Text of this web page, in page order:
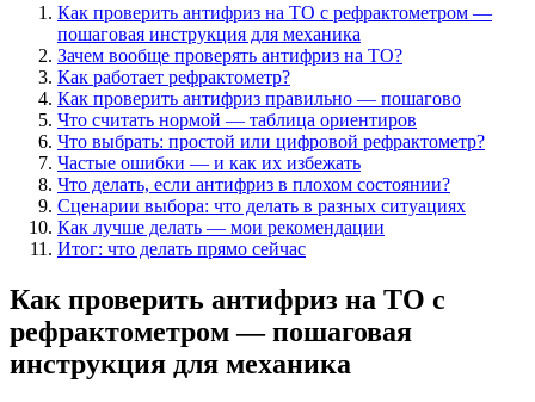
Как проверить антифриз на ТО с рефрактометром —
пошаговая инструкция для механика
Зачем вообще проверять антифриз на ТО?
Как работает рефрактометр?
Как проверить антифриз правильно — пошагово
Что считать нормой — таблица ориентиров
Что выбрать: простой или цифровой рефрактометр?
Частые ошибки — и как их избежать
Что делать, если антифриз в плохом состоянии?
Сценарии выбора: что делать в разных ситуациях
Как лучше делать — мои рекомендации
Итог: что делать прямо сейчас
Как проверить антифриз на ТО с
рефрактометром — пошаговая
инструкция для механика